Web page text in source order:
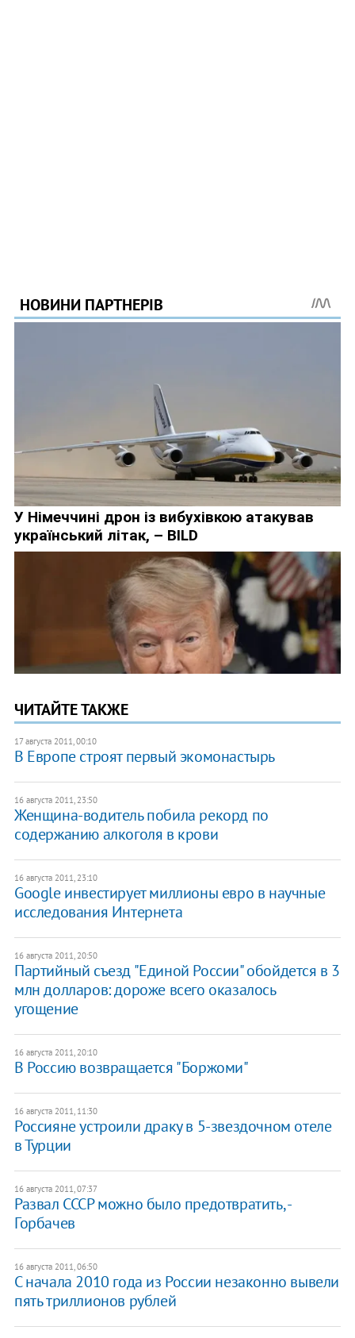
ЧИТАЙТЕ ТАКЖЕ
17 августа 2011, 00:10
В Европе строят первый экомонастырь
16 августа 2011, 23:50
Женщина-водитель побила рекорд по
содержанию алкоголя в крови
16 августа 2011, 23:10
Google инвестирует миллионы евро в научные
исследования Интернета
16 августа 2011, 20:50
Партийный съезд "Единой России" обойдется в 3
млн долларов: дороже всего оказалось
угощение
16 августа 2011, 20:10
В Россию возвращается "Боржоми"
16 августа 2011, 11:30
Россияне устроили драку в 5-звездочном отеле
в Турции
16 августа 2011, 07:37
Развал СССР можно было предотвратить, -
Горбачев
16 августа 2011, 06:50
С начала 2010 года из России незаконно вывели
пять триллионов рублей